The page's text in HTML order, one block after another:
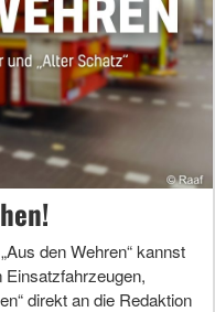
den Wehren“ kannst
Einsatzfahrzeugen,
direkt an die Redaktion